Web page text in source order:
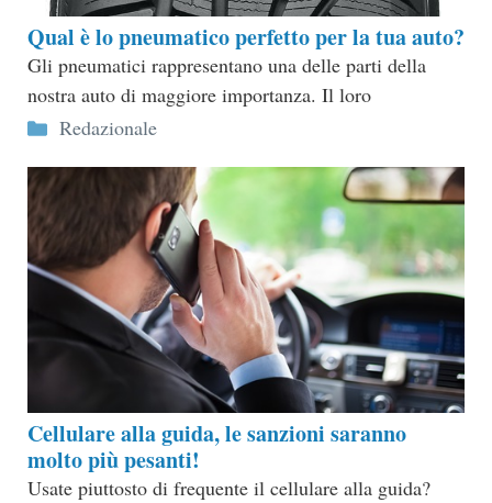
Qual è lo pneumatico perfetto per la tua auto?
Gli pneumatici rappresentano una delle parti della
nostra auto di maggiore importanza. Il loro
Categorie
Redazionale
Cellulare alla guida, le sanzioni saranno
molto più pesanti!
Usate piuttosto di frequente il cellulare alla guida?